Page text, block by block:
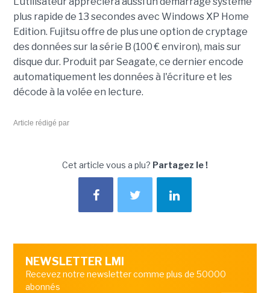
plus rapide de 13 secondes avec Windows XP Home
Edition. Fujitsu offre de plus une option de cryptage
des données sur la série B (100 € environ), mais sur
disque dur. Produit par Seagate, ce dernier encode
automatiquement les données à l'écriture et les
décode à la volée en lecture.
Article rédigé par
Cet article vous a plu? Partagez le !
NEWSLETTER LMI
Recevez notre newsletter comme plus de 50000
abonnés